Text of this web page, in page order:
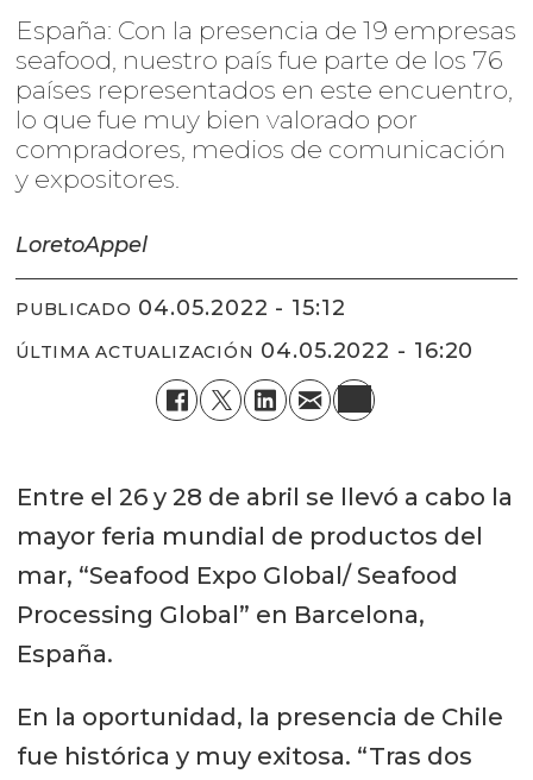
España: Con la presencia de 19 empresas
seafood, nuestro país fue parte de los 76
países representados en este encuentro,
lo que fue muy bien valorado por
compradores, medios de comunicación
y expositores.
LoretoAppel
PUBLICADO 04.05.2022 - 15:12
ÚLTIMA ACTUALIZACIÓN 04.05.2022 - 16:20
Entre el 26 y 28 de abril se llevó a cabo la
mayor feria mundial de productos del
mar, “Seafood Expo Global/ Seafood
Processing Global” en Barcelona,
España.
En la oportunidad, la presencia de Chile
fue histórica y muy exitosa. “Tras dos